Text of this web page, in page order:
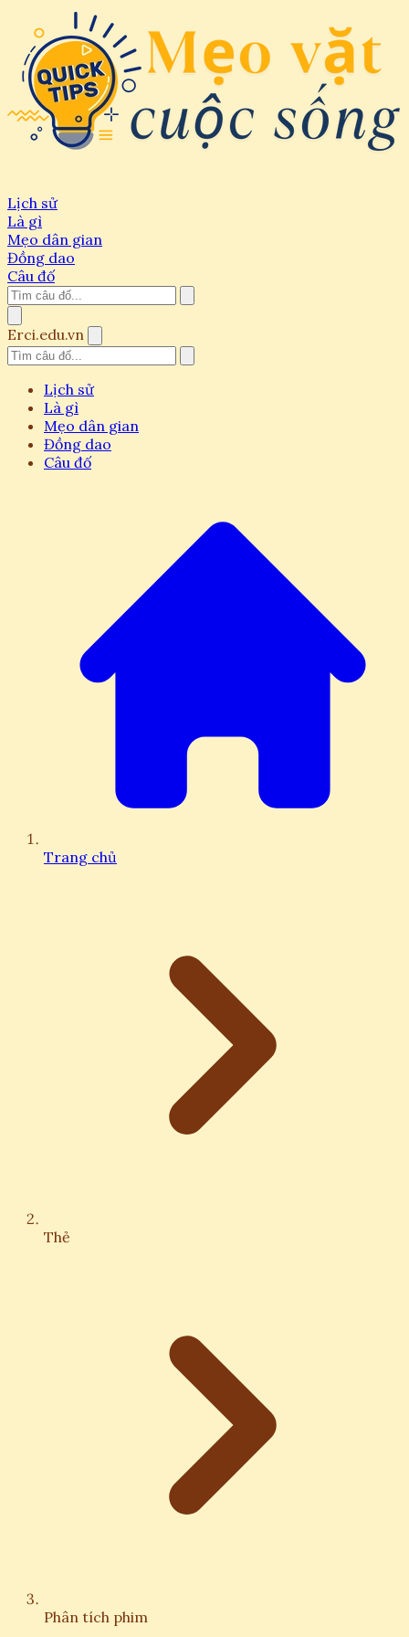
Lịch sử
Là gì
Mẹo dân gian
Đồng dao
Câu đố
Erci.edu.vn
Lịch sử
Là gì
Mẹo dân gian
Đồng dao
Câu đố
Trang chủ
Thẻ
Phân tích phim